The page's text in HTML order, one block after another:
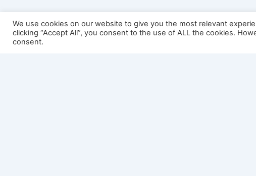
2501:
We use cookies on our website to give you the most relevant
clicking “Accept All”, you consent to the use of ALL the cookies.
consent.